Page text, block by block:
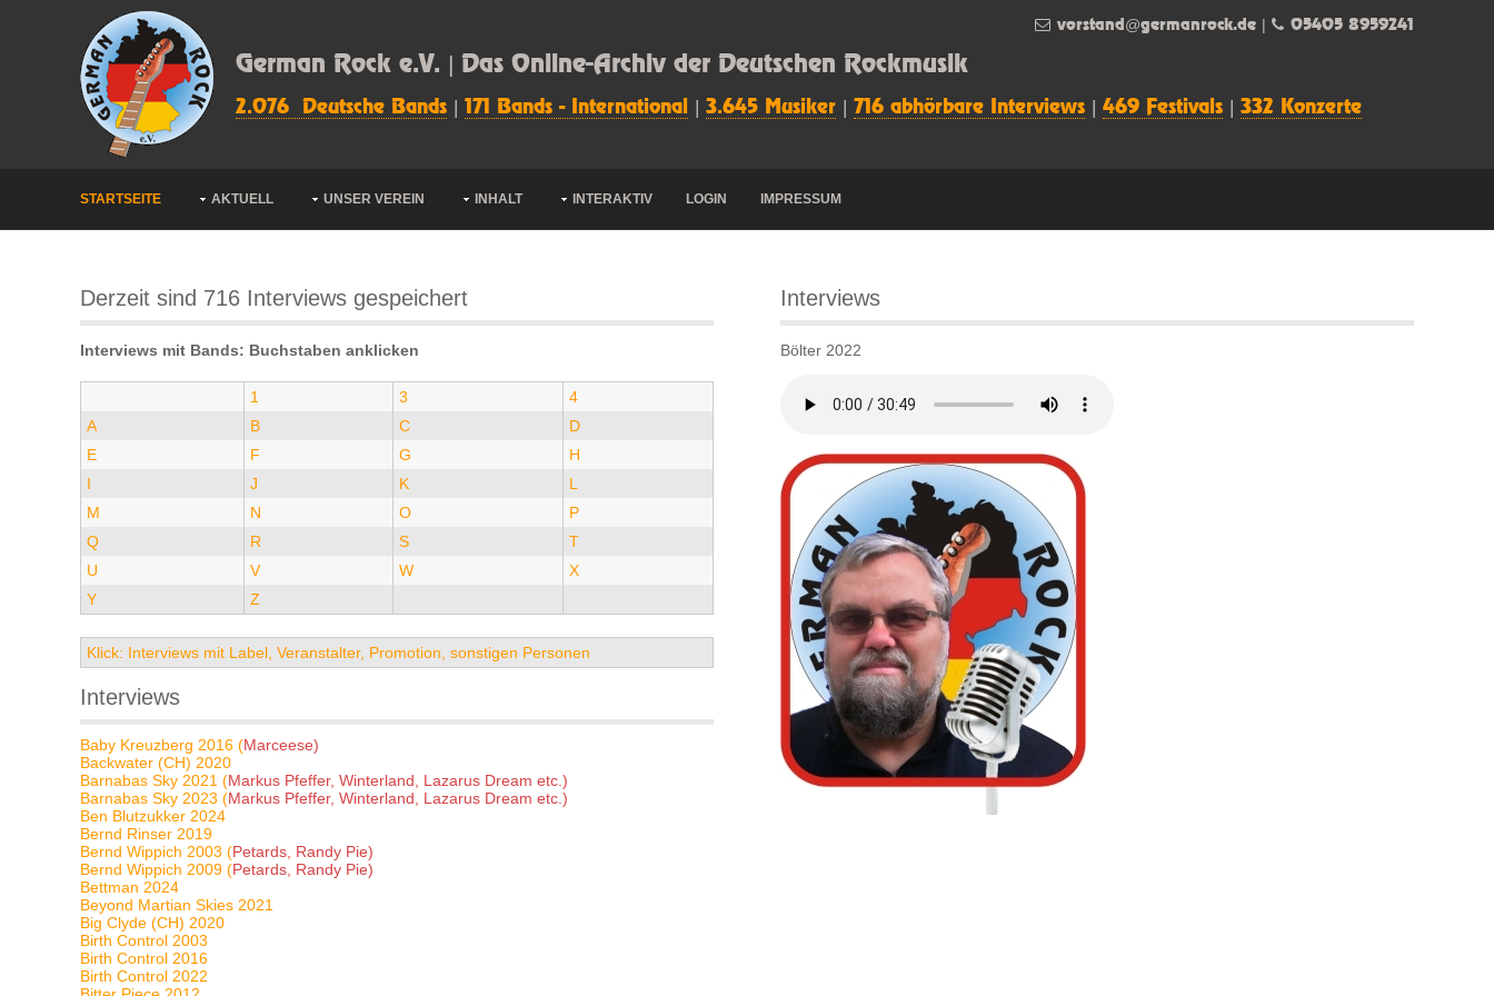
German Rock e.V. | Das Online-Archiv der Deutschen Rockmusik
2.076 Deutsche Bands 171 Bands - International 3.645 Musiker 716 abhörbare Interviews 469 Festivals 332 Konzerte
vorstand@germanrock.de 05405 8959241
STARTSEITE AKTUELL UNSER VEREIN INHALT INTERAKTIV LOGIN IMPRESSUM
Derzeit sind 716 Interviews gespeichert
Interviews mit Bands: Buchstaben anklicken
1 3
4
A
B C
D
E
F G
H
I
J K
L
M
N O
P
Q
R S
T
U
V W
X
Y
Z
Klick: Interviews mit Label, Veranstalter, Promotion, sonstigen Personen
Interviews
Baby Kreuzberg 2016 (Marceese)
Backwater (CH) 2020
Barnabas Sky 2021 (Markus Pfeffer, Winterland, Lazarus Dream etc.)
Barnabas Sky 2023 (Markus Pfeffer, Winterland, Lazarus Dream etc.)
Ben Blutzukker 2024
Bernd Rinser 2019
Bernd Wippich 2003 (Petards, Randy Pie)
Bernd Wippich 2009 (Petards, Randy Pie)
Bettman 2024
Beyond Martian Skies 2021
Big Clyde (CH) 2020
Birth Control 2003
Birth Control 2016
Birth Control 2022
Interviews
Bölter 2022